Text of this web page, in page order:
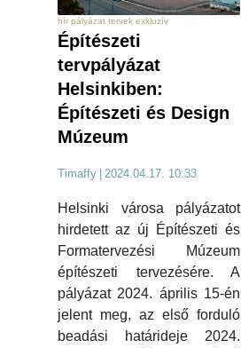
hír pályázat tervek exkluzív
Építészeti
tervpályázat
Helsinkiben:
Építészeti és Design
Múzeum
Timaffy | 2024.04.17. 10:33
Helsinki városa pályázatot
hirdetett az új Építészeti és
Formatervezési Múzeum
építészeti tervezésére. A
pályázat 2024. április 15-én
jelent meg, az első forduló
beadási határideje 2024.